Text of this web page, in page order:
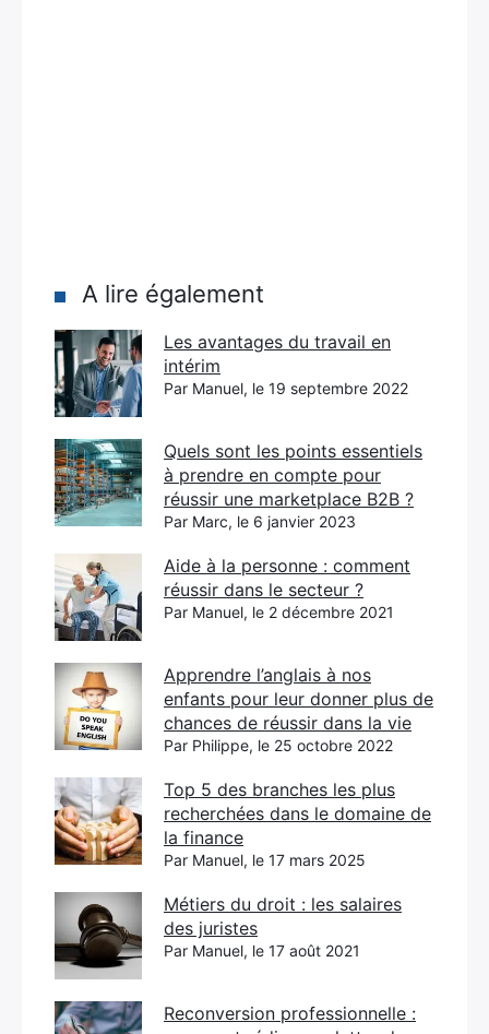
A lire également
Les avantages du travail en
intérim
Par Manuel, le 19 septembre 2022
Quels sont les points essentiels
à prendre en compte pour
réussir une marketplace B2B ?
Par Marc, le 6 janvier 2023
Aide à la personne : comment
réussir dans le secteur ?
Par Manuel, le 2 décembre 2021
Apprendre l’anglais à nos
enfants pour leur donner plus de
chances de réussir dans la vie
Par Philippe, le 25 octobre 2022
Top 5 des branches les plus
recherchées dans le domaine de
la finance
Par Manuel, le 17 mars 2025
Métiers du droit : les salaires
des juristes
Par Manuel, le 17 août 2021
Reconversion professionnelle :